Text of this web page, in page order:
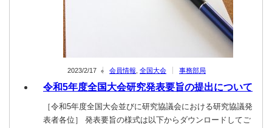
2023/2/17 会員情報 全国大会 事務部局
令和5年度全国大会研究発表要旨の提出について
［令和5年度全国大会並びに研究協議会における研究協議発
表者各位］ 発表要旨の様式は以下からダウンロードしてご